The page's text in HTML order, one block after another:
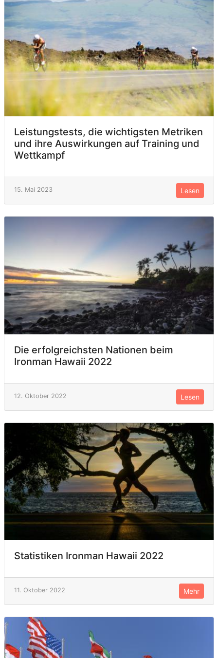
Leistungstests, die wichtigsten Metriken
und ihre Auswirkungen auf Training und
Wettkampf
15. Mai 2023 Lesen
Die erfolgreichsten Nationen beim
Ironman Hawaii 2022
12. Oktober 2022 Lesen
Statistiken Ironman Hawaii 2022
11. Oktober 2022 Mehr